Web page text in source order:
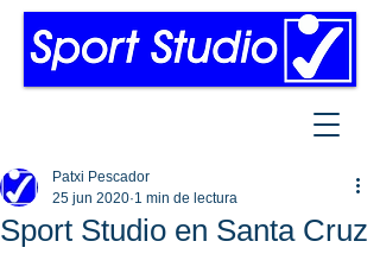
Sport Studio en Santa Cruz
Patxi Pescador
25 jun 2020 1 min de lectura